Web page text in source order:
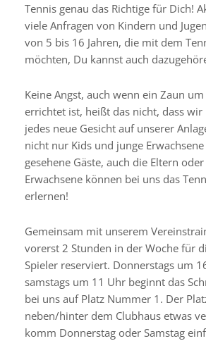
Tennis genau das Richtige für Dich!
viele Anfragen von Kindern und
von 5 bis 16 Jahren, die mit dem
möchten, Du kannst auch
Keine Angst, auch wenn ein Zaun
errichtet ist, heißt das nicht, dass
jedes neue Gesicht auf unserer
nicht nur Kids und junge
gesehene Gäste, auch die Eltern
Erwachsene können bei uns das
erlernen!
Gemeinsam mit unserem
vorerst 2 Stunden in der Woche für
Spieler reserviert. Donnerstags um
samstags um 11 Uhr beginnt das
bei uns auf Platz Nummer 1. Der
neben/hinter dem Clubhaus etwas
komm Donnerstag oder Samstag